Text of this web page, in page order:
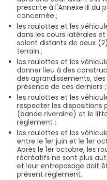
prescrite à l'Annexe III du
concernée ;
les roulottes et les
dans les cours latérales
soient distants de deux
terrain ;
les roulottes et les
donner lieu à des
des agrandissements,
présence de ces derniers ;
les roulottes et les
respecter les dispositions
(bande riveraine) et le
règlement ;
les roulottes et les
entre le 1er juin et le 1er
Après le 1er octobre, les
récréatifs ne sont plus
et leur entreposage doit
présent règlement.